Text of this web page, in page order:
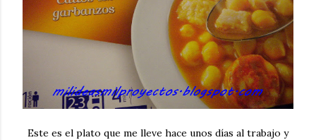
Este es el plato que me lleve hace unos días al trabajo y